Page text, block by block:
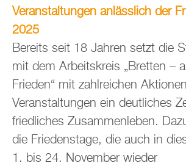
Veranstaltungen anlässlich der
2025
Bereits seit 18 Jahren setzt die
mit dem Arbeitskreis „Bretten –
Frieden“ mit zahlreichen
Veranstaltungen ein deutliches
friedliches Zusammenleben.
die Friedenstage, die auch in
1. bis 24. November wieder